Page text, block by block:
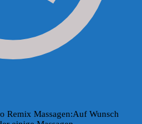
Remix Massagen:Auf Wunsch